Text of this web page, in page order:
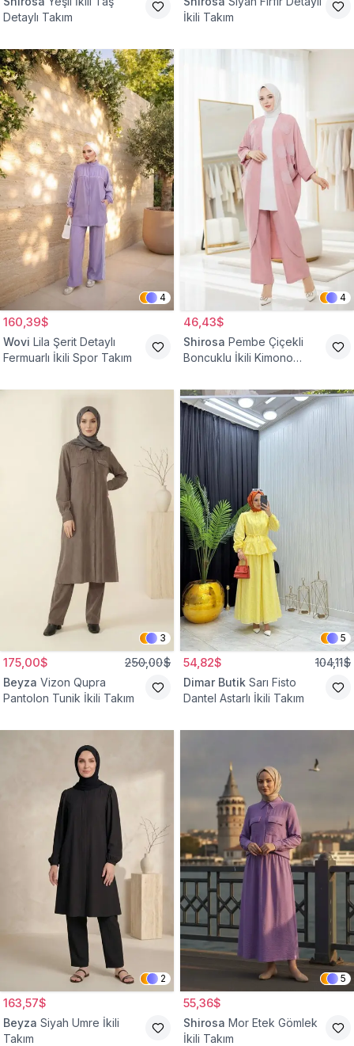
Detaylı Takım
İkili Takım
4
160,39$
Wovi Lila Şerit Detaylı
Fermuarlı İkili Spor Takım
4
46,43$
Shirosa Pembe Çiçekli
Boncuklu İkili Kimono
3
175,00$ 250,00$
Beyza Vizon Qupra
Pantolon Tunik İkili Takım
5
54,82$ 104,11$
Dimar Butik Sarı Fisto
Dantel Astarlı İkili Takım
2
163,57$
Beyza Siyah Umre İkili
Takım
5
55,36$
Shirosa Mor Etek Gömlek
İkili Takım